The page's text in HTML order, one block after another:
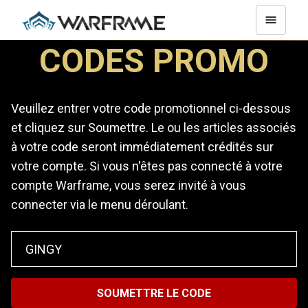
CODES PROMO
Veuillez entrer votre code promotionnel ci-dessous
et cliquez sur Soumettre. Le ou les articles associés
à votre code seront immédiatement crédités sur
votre compte. Si vous n'êtes pas connecté à votre
compte Warframe, vous serez invité à vous
connecter via le menu déroulant.